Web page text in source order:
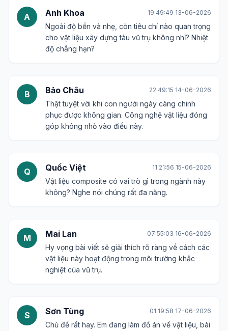
A Anh Khoa 19:49:49 13-06-2026
Ngoài độ bền và nhẹ, còn tiêu chí nào quan trọng
cho vật liệu xây dựng tàu vũ trụ không nhỉ? Nhiệt
độ chẳng hạn?
B Bảo Châu 22:49:15 14-06-2026
Thật tuyệt vời khi con người ngày càng chinh
phục được không gian. Công nghệ vật liệu đóng
góp không nhỏ vào điều này.
Q Quốc Việt 11:21:56 15-06-2026
Vật liệu composite có vai trò gì trong ngành này
không? Nghe nói chúng rất đa năng.
M Mai Lan 07:55:03 16-06-2026
Hy vọng bài viết sẽ giải thích rõ ràng về cách các
vật liệu này hoạt động trong môi trường khắc
nghiệt của vũ trụ.
S Sơn Tùng 01:19:58 17-06-2026
Chủ đề rất hay. Em đang làm đồ án về vật liệu, bài